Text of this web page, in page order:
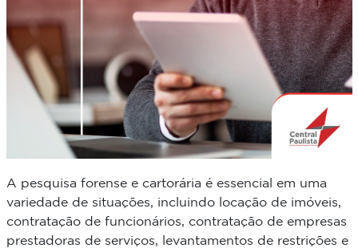
A pesquisa forense e cartorária é essencial em uma
variedade de situações, incluindo locação de imóveis,
contratação de funcionários, contratação de empresas
prestadoras de serviços, levantamentos de restrições e